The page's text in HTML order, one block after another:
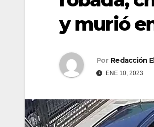
y murió
Por Redacción
ENE 10, 2023